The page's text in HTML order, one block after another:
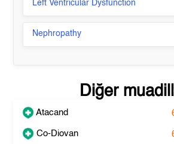
Left Ventricular Dysfunction
Nephropathy
Diğer
Atacand
Co-Diovan